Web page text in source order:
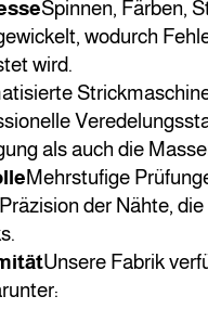
Spinnen, Färben,
wodurch
wird.
als auch die
Mehrstufige
der Nähte,
Unsere Fabrik